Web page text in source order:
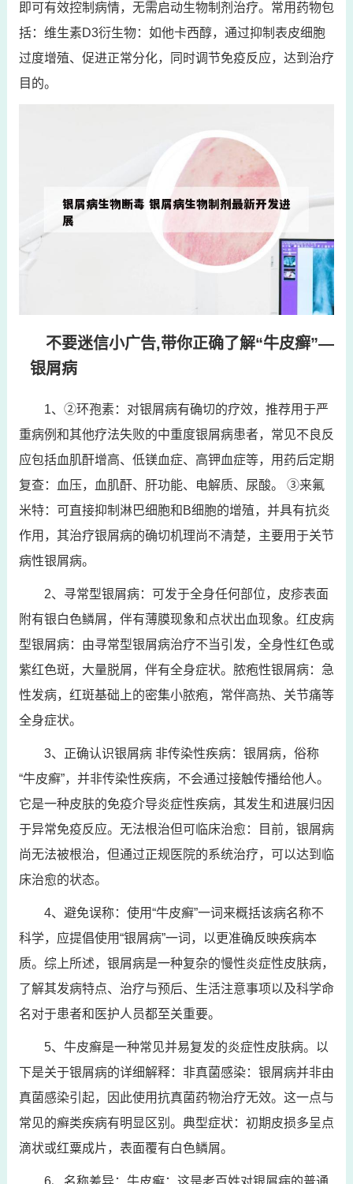
即可有效控制病情，无需启动生物制剂治疗。常用药物包
括：维生素D3衍生物：如他卡西醇，通过抑制表皮细胞
过度增殖、促进正常分化，同时调节免疫反应，达到治疗
目的。
不要迷信小广告,带你正确了解“牛皮癣”—
银屑病
1、②环孢素：对银屑病有确切的疗效，推荐用于严
重病例和其他疗法失败的中重度银屑病患者，常见不良反
应包括血肌酐增高、低镁血症、高钾血症等，用药后定期
复查：血压，血肌酐、肝功能、电解质、尿酸。 ③来氟
米特：可直接抑制淋巴细胞和B细胞的增殖，并具有抗炎
作用，其治疗银屑病的确切机理尚不清楚，主要用于关节
病性银屑病。
2、寻常型银屑病：可发于全身任何部位，皮疹表面
附有银白色鳞屑，伴有薄膜现象和点状出血现象。红皮病
型银屑病：由寻常型银屑病治疗不当引发，全身性红色或
紫红色斑，大量脱屑，伴有全身症状。脓疱性银屑病：急
性发病，红斑基础上的密集小脓疱，常伴高热、关节痛等
全身症状。
3、正确认识银屑病 非传染性疾病：银屑病，俗称
“牛皮癣”，并非传染性疾病，不会通过接触传播给他人。
它是一种皮肤的免疫介导炎症性疾病，其发生和进展归因
于异常免疫反应。无法根治但可临床治愈：目前，银屑病
尚无法被根治，但通过正规医院的系统治疗，可以达到临
床治愈的状态。
4、避免误称：使用“牛皮癣”一词来概括该病名称不
科学，应提倡使用“银屑病”一词，以更准确反映疾病本
质。综上所述，银屑病是一种复杂的慢性炎症性皮肤病，
了解其发病特点、治疗与预后、生活注意事项以及科学命
名对于患者和医护人员都至关重要。
5、牛皮癣是一种常见并易复发的炎症性皮肤病。以
下是关于银屑病的详细解释：非真菌感染：银屑病并非由
真菌感染引起，因此使用抗真菌药物治疗无效。这一点与
常见的癣类疾病有明显区别。典型症状：初期皮损多呈点
滴状或红粟成片，表面覆有白色鳞屑。
6、名称差异：牛皮癣：这是老百姓对银屑病的普通